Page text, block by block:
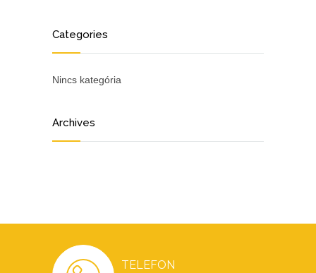
Categories
Nincs kategória
Archives
TELEFON